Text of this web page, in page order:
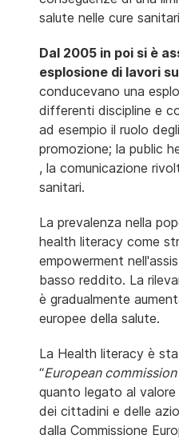
salute nelle cure
Dal 2005 in poi si è
esplosione di lavori
conducevano una
differenti discipline e
ad esempio il ruolo
promozione; la public
, la comunicazione
sanitari.
La prevalenza nella
health literacy come
empowerment
basso reddito. La
è gradualmente
europee della salute.
La Health literacy è
“European
quanto legato al
dei cittadini e delle
dalla Commissione